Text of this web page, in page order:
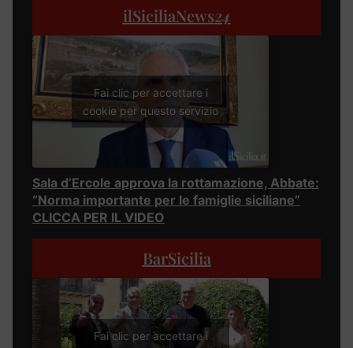
ilSiciliaNews24
Fai clic per accettare i
cookie per questo servizio
Sala d’Ercole approva la rottamazione, Abbate:
“Norma importante per le famiglie siciliane”
CLICCA PER IL VIDEO
BarSicilia
Fai clic per accettare i